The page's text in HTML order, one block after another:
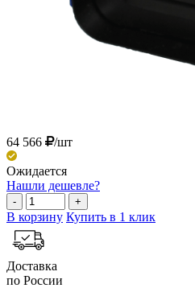
64 566 /шт
Ожидается
Нашли дешевле?
- +
В корзину Купить в 1 клик
Доставка
по России